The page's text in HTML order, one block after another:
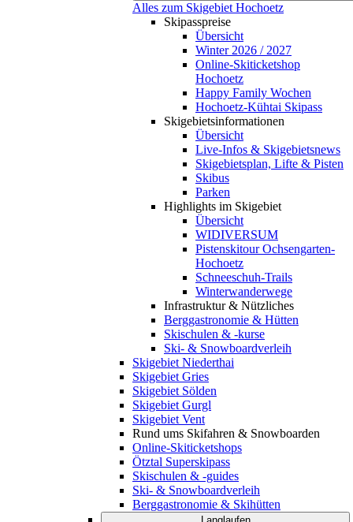
Alles zum Skigebiet Hochoetz
Skipasspreise
Übersicht
Winter 2026 / 2027
Online-Skiticketshop
Hochoetz
Happy Family Wochen
Hochoetz-Kühtai Skipass
Skigebietsinformationen
Übersicht
Live-Infos & Skigebietsnews
Skigebietsplan, Lifte & Pisten
Skibus
Parken
Highlights im Skigebiet
Übersicht
WIDIVERSUM
Pistenskitour Ochsengarten-
Hochoetz
Schneeschuh-Trails
Winterwanderwege
Infrastruktur & Nützliches
Berggastronomie & Hütten
Skischulen & -kurse
Ski- & Snowboardverleih
Skigebiet Niederthai
Skigebiet Gries
Skigebiet Sölden
Skigebiet Gurgl
Skigebiet Vent
Rund ums Skifahren & Snowboarden
Online-Skiticketshops
Ötztal Superskipass
Skischulen & -guides
Ski- & Snowboardverleih
Berggastronomie & Skihütten